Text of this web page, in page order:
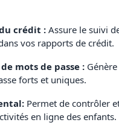
crédit :Assure le suivi
vos rapports de crédit.
mots de passe :
forts et uniques.
Permet de contrôler
en ligne des enfants.